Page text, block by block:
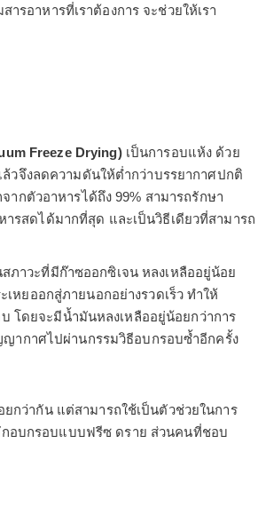
รอาหารที่เราต้องการ จะช่วยให้เรา
Freeze Drying) เป็นการอบแห้ง ด้วย
วจึงลดความดันให้ต่ำกว่าบรรยากาศปกติ
ากตัวอาหารได้ถึง 99% สามารถรักษา
รสดได้มากที่สุด และเป็นวิธีเดียวที่สามารถ
ภาวะที่มีก๊าซออกซิเจน หลงเหลืออยู่น้อย
หยออกสู่ภายนอกอย่างรวดเร็ว ทำให้
โดยจะมีน้ำมันหลงเหลืออยู่น้อยกว่าการ
ากาศไปผ่านกรรมวิธีอบกรอบซ้ำอีกครั้ง
กว่ากัน แต่สามารถใช้เป็นตัวช่วยในการ
กอบกรอบแบบฟรีซ ดราย ส่วนคนที่ชอบ